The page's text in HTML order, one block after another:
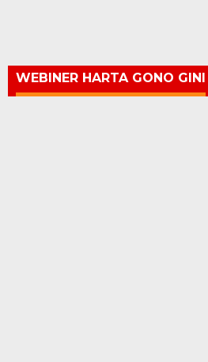
WEBINER HARTA GONO GINI